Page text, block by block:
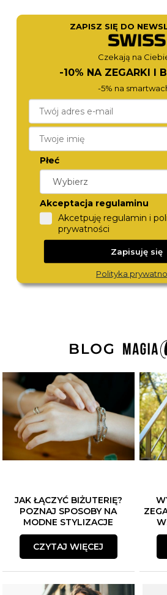
980,-
CITIZEN
NH9131-73A
JAK ŁĄCZYĆ BIŻUTERIĘ?
POZNAJ SPOSOBY NA
MODNE STYLIZACJE
CZYTAJ WIĘCEJ
ZAPISZ SIĘ DO
Czekają na
-10% NA ZEGARKI I
-5% na
Płeć
Akceptacja regulaminu
Akcetpuję regulamin i
prywatności
Zapisuję się
Polityka